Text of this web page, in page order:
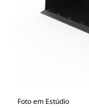
Foto em Estúdio